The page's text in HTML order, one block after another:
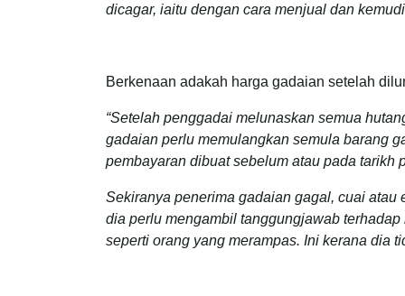
dicagar, iaitu dengan cara menjual dan
Berkenaan adakah harga gadaian setelah
“Setelah penggadai melunaskan semua
gadaian perlu memulangkan semula barang
pembayaran dibuat sebelum atau pada tarikh
Sekiranya penerima gadaian gagal, cuai
dia perlu mengambil tanggungjawab
seperti orang yang merampas. Ini kerana dia